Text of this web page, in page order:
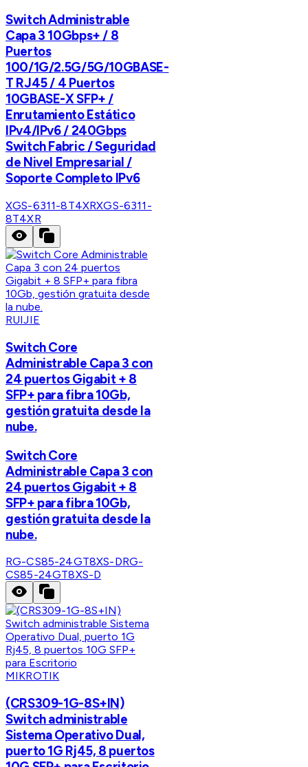
Switch Administrable
Capa 3 10Gbps+ / 8
Puertos
100/1G/2.5G/5G/10GBASE-
T RJ45 / 4 Puertos
10GBASE-X SFP+ /
Enrutamiento Estático
IPv4/IPv6 / 240Gbps
Switch Fabric / Seguridad
de Nivel Empresarial /
Soporte Completo IPv6
XGS-6311-8T4XRXGS-6311-
8T4XR
RUIJIE
Switch Core
Administrable Capa 3 con
24 puertos Gigabit + 8
SFP+ para fibra 10Gb,
gestión gratuita desde la
nube.
Switch Core
Administrable Capa 3 con
24 puertos Gigabit + 8
SFP+ para fibra 10Gb,
gestión gratuita desde la
nube.
RG-CS85-24GT8XS-DRG-
CS85-24GT8XS-D
MIKROTIK
(CRS309-1G-8S+IN)
Switch administrable
Sistema Operativo Dual,
puerto 1G Rj45, 8 puertos